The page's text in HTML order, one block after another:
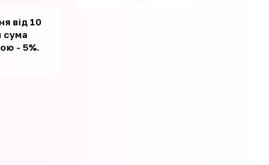
від 10
сума
- 5%.